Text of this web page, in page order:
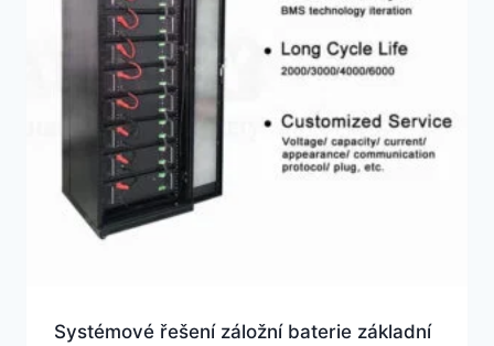
Systémové řešení záložní baterie základní